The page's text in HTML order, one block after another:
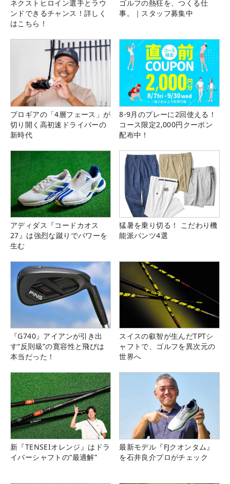
ネクストヒロイン選手とラウ
ンドできるチャンス！詳しく
はこちら！
ゴルフの熱狂を、つくる仕
事。｜スタッフ募集中
プロギアの「4層フェース」が
切り開く高初速ドライバーの
新時代
8-9月のプレーに2回使える！
コース限定2,000円クーポン
配布中！
アディダス『コードカオス
27』は強烈な蹴りでパワーを
生む
猛暑を乗り切る！ こだわり機
能派パンツ4選
『G740』アイアンが引き出
す“反則級”の寛容性と飛びは
本当だった！
スイスの叡智が生んだTPTシ
ャフトで、ゴルフを異次元の
世界へ
新『TENSEIオレンジ』はドラ
イバーシャフトの“最適解”
最新モデル『FJクオンタム』
を石井良介プロがチェック